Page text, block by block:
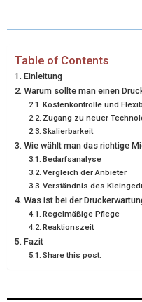
W
T
T
E
R
E
O
Table of Contents
Einleitung
Warum sollte man einen
Kostenkontrolle und
Zugang zu neuer
Skalierbarkeit
Wie wählt man das richtige
Bedarfsanalyse
Vergleich der Anbieter
Verständnis des
Was ist bei der
Regelmäßige Pflege
Reaktionszeit
Fazit
Share this post: